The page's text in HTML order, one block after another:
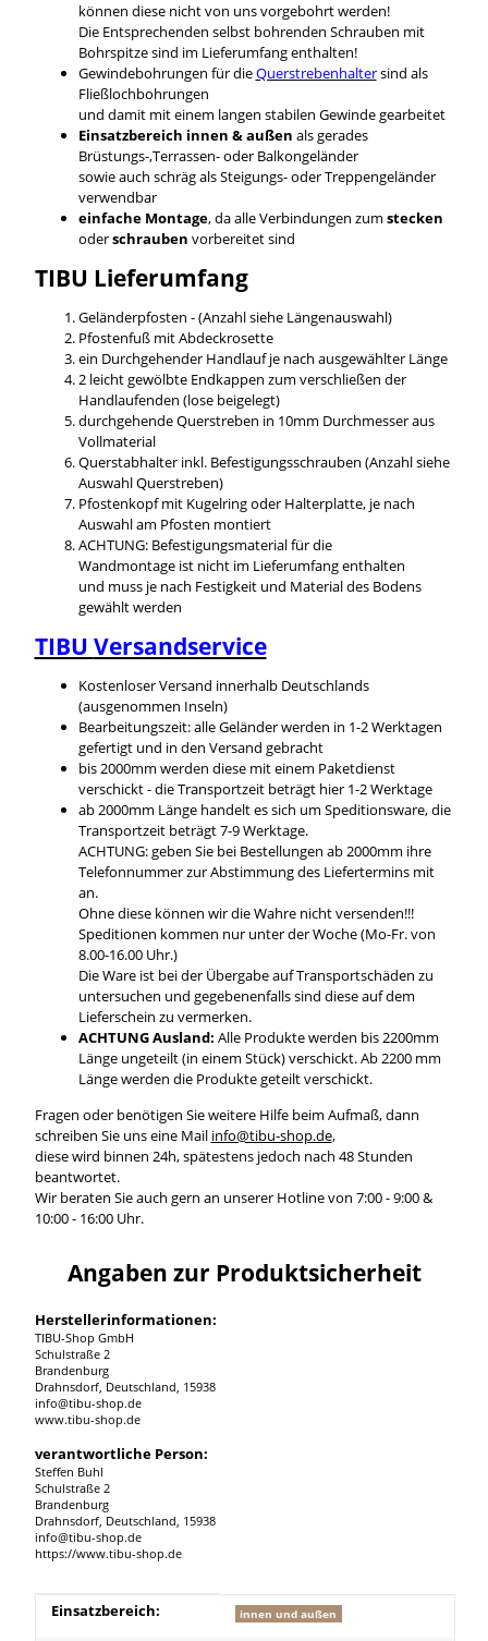
können diese nicht von uns vorgebohrt werden!
Die Entsprechenden selbst bohrenden Schrauben mit
Bohrspitze sind im Lieferumfang enthalten!
Gewindebohrungen für dieQuerstrebenhaltersind als
Fließlochbohrungen
und damit mit einem langen stabilen Gewinde gearbeitet
Einsatzbereich innen & außen als gerades
Brüstungs-,Terrassen- oder Balkongeländer
sowie auch schräg als Steigungs- oder Treppengeländer
verwendbar
einfache Montage, da alle Verbindungen zum stecken
oderschrauben vorbereitet sind
TIBU Lieferumfang
Geländerpfosten - (Anzahl siehe Längenauswahl)
Pfostenfuß mit Abdeckrosette
ein Durchgehender Handlauf je nach ausgewählter Länge
2 leicht gewölbte Endkappen zum verschließen der
Handlaufenden (lose beigelegt)
durchgehende Querstreben in 10mm Durchmesser aus
Vollmaterial
Querstabhalter inkl. Befestigungsschrauben (Anzahl siehe
Auswahl Querstreben)
Pfostenkopf mit Kugelring oder Halterplatte, je nach
Auswahl am Pfosten montiert
ACHTUNG: Befestigungsmaterial für die
Wandmontage ist nicht im Lieferumfang enthalten
und muss je nach Festigkeit und Material des Bodens
gewählt werden
TIBU Versandservice
Kostenloser Versand innerhalb Deutschlands
(ausgenommen Inseln)
Bearbeitungszeit: alle Geländer werden in 1-2 Werktagen
gefertigt und in den Versand gebracht
bis 2000mm werden diese mit einem Paketdienst
verschickt - die Transportzeit beträgt hier 1-2 Werktage
ab 2000mm Länge handelt es sich um Speditionsware, die
Transportzeit beträgt 7-9 Werktage.
ACHTUNG: geben Sie bei Bestellungen ab 2000mm ihre
Telefonnummer zur Abstimmung des Liefertermins mit
an.
Ohne diese können wir die Wahre nicht versenden!!!
Speditionen kommen nur unter der Woche (Mo-Fr. von
8.00-16.00 Uhr.)
Die Ware ist bei der Übergabe auf Transportschäden zu
untersuchen und gegebenenfalls sind diese auf dem
Lieferschein zu vermerken.
ACHTUNG Ausland: Alle Produkte werden bis 2200mm
Länge ungeteilt (in einem Stück) verschickt. Ab 2200 mm
Länge werden die Produkte geteilt verschickt.
Fragen oder benötigen Sie weitere Hilfe beim Aufmaß, dann
schreiben Sie uns eine Mail info@tibu-shop.de,
diese wird binnen 24h, spätestens jedoch nach 48 Stunden
beantwortet.
Wir beraten Sie auch gern an unserer Hotline von 7:00 - 9:00 &
10:00 - 16:00 Uhr.
Angaben zur Produktsicherheit
Herstellerinformationen:
TIBU-Shop GmbH
Schulstraße 2
Brandenburg
Drahnsdorf, Deutschland, 15938
info@tibu-shop.de
www.tibu-shop.de
verantwortliche Person:
Steffen Buhl
Schulstraße 2
Brandenburg
Drahnsdorf, Deutschland, 15938
info@tibu-shop.de
https://www.tibu-shop.de
Produkteigenschaft
Wert
Einsatzbereich: innen und außen